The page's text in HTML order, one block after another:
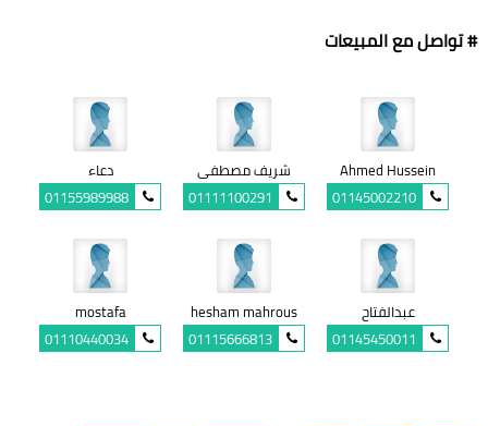
# تواصل مع المبيعات
Ahmed Hussein
01145002210
شريف مصطفى
01111100291
دعاء
01155989988
عبدالفتاح
01145450011
hesham mahrous
01115666813
mostafa
01110440034